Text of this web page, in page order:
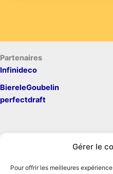
Gérer le
Pour offrir les meilleures
Partenaires
Infinideco
BiereleGoubelin
perfectdraft